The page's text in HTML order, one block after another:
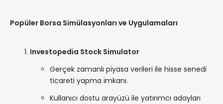
Popüler Borsa Simülasyonları ve Uygulamaları
Investopedia Stock Simulator
Gerçek zamanlı piyasa verileri ile hisse senedi
ticareti yapma imkanı.
Kullanıcı dostu arayüzü ile yatırımcı adayları